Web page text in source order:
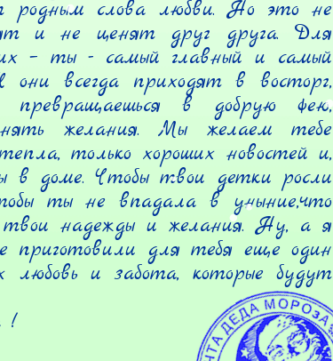
родным слова любви. Но это не
и не ценят друг друга. Для
– ты - самый главный и самый
они всегда приходят в восторг,
в добрую фею,
желания. Мы желаем тебе
только хороших новостей и,
в доме. Чтобы твои детки росли
ты не впадала в уныние,что
твои надежды и желания. Ну, а я
приготовили для тебя еще один
и забота, которые будут
!